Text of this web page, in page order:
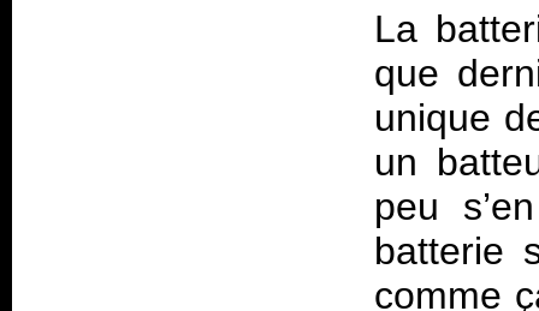
La
que
unique
un
peu
batterie
comme